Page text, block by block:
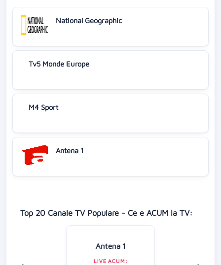
National Geographic
Tv5 Monde Europe
M4 Sport
Antena 1
Top 20 Canale TV Populare - Ce e ACUM la TV:
Antena 1
LIVE ACUM: